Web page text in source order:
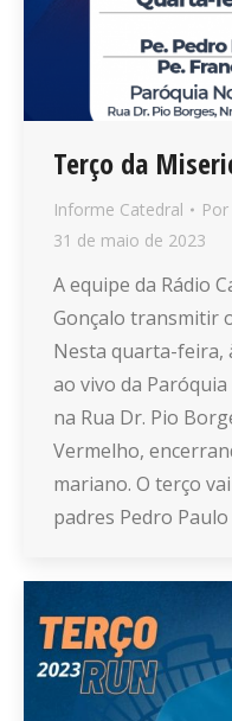
Terço da
Informe Catedral Por
31 de maio de 2023
A equipe da Rádio
Gonçalo transmitir
Nesta quarta-feira,
ao vivo da
na Rua Dr. Pio
Vermelho,
mariano. O terço
padres Pedro